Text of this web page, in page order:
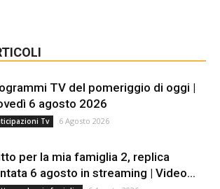
TV del pomeriggio di oggi |
6 agosto 2026
Tv 6 Agosto 2026
per la mia famiglia 2, replica
6 agosto in streaming | Video...